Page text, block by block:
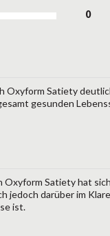
0
Oxyform Satiety
gesunden
Oxyform Satiety hat
jedoch darüber im
ist.